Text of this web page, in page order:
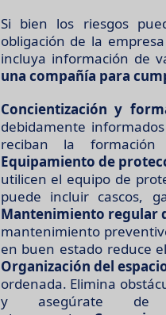
Si bien los riesgos
obligación de la
incluya información de
una compañía para
Concientización y
debidamente
reciban la formación
Equipamiento de
utilicen el equipo de
puede incluir cascos,
Mantenimiento regular
mantenimiento
en buen estado reduce
Organización del
ordenada. Elimina
y asegúrate de